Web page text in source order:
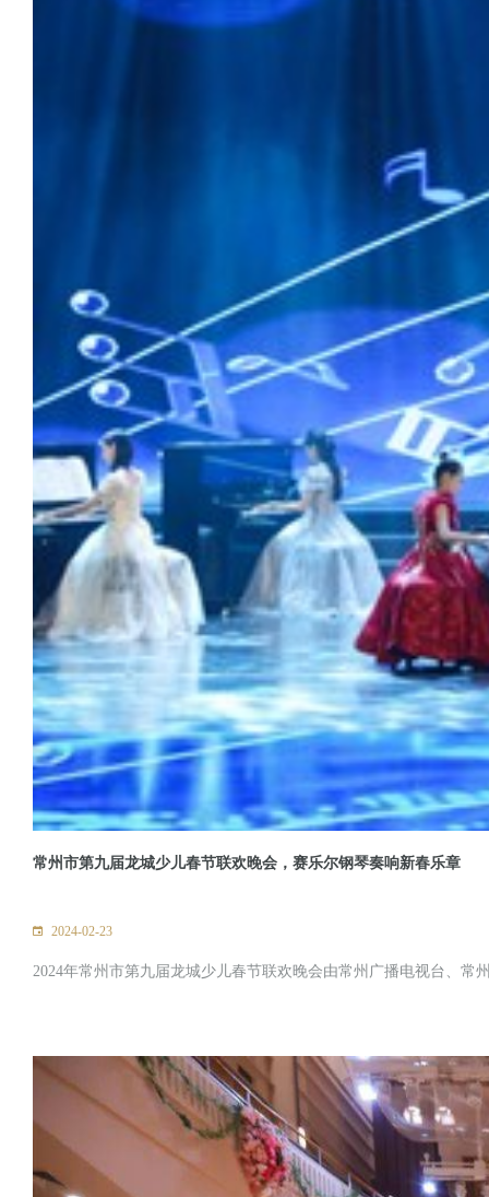
常州市第九届龙城少儿春节联欢晚会，赛乐尔钢琴奏响新春乐章
2024-02-23
2024年常州市第九届龙城少儿春节联欢晚会由常州广播电视台、常